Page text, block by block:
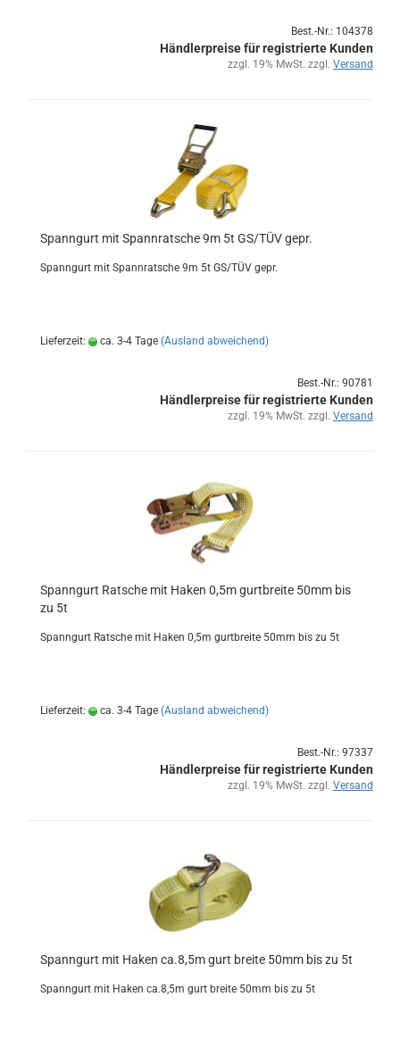
Best.-Nr.: 104378
Händlerpreise für registrierte Kunden
zzgl. 19% MwSt. zzgl. Versand
Spann­gurt mit Spann­rat­sche 9m 5t GS/TÜV gepr.
Spann­gurt mit Spann­rat­sche 9m 5t GS/TÜV gepr.
Lieferzeit: ca. 3-4 Tage (Ausland abweichend)
Best.-Nr.: 90781
Händlerpreise für registrierte Kunden
zzgl. 19% MwSt. zzgl. Versand
Spann­gurt Rat­sche mit Haken 0,5m gurt­brei­te 50mm bis
zu 5t
Spann­gurt Rat­sche mit Haken 0,5m gurt­brei­te 50mm bis zu 5t
Lieferzeit: ca. 3-4 Tage (Ausland abweichend)
Best.-Nr.: 97337
Händlerpreise für registrierte Kunden
zzgl. 19% MwSt. zzgl. Versand
Spann­gurt mit Haken ca.8,5m gurt brei­te 50mm bis zu 5t
Spann­gurt mit Haken ca.8,5m gurt brei­te 50mm bis zu 5t